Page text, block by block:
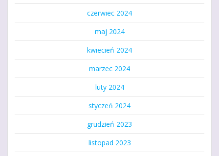
czerwiec 2024
maj 2024
kwiecień 2024
marzec 2024
luty 2024
styczeń 2024
grudzień 2023
listopad 2023